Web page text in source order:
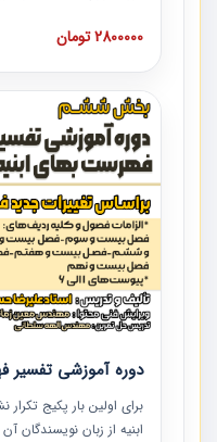
است که در دانشگاه
نکات کلیدی مربوط به
پیمان به همراه
2800000 تومان
دوره آموزشی
برای اولین بار پکیج
ابنیه از زبان